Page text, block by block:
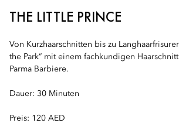
THE LITTLE PRINCE
Von Kurzhaarschnitten bis zu
the Park“ mit einem fachkundigen
Parma Barbiere.
Dauer: 30 Minuten
Preis: 120 AED